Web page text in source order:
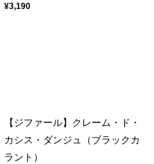
¥3,190
【ジファール】クレーム・ド・
カシス・ダンジュ（ブラックカ
ラント）